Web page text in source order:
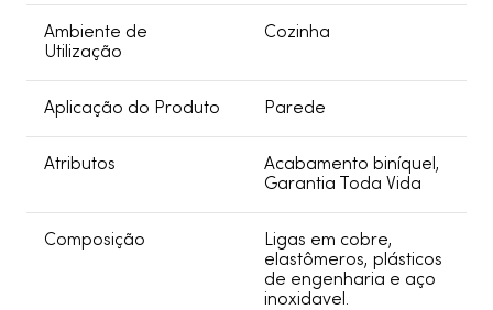
Ambiente de
Utilização
Cozinha
Aplicação do Produto Parede
Atributos
Acabamento biníquel,
Garantia Toda Vida
Composição
Ligas em cobre,
elastômeros, plásticos
de engenharia e aço
inoxidavel.